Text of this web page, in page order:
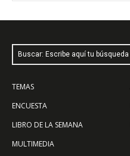
Buscar: Escribe aquí tu búsqueda
TEMAS
ENCUESTA
LIBRO DE LA SEMANA
MULTIMEDIA